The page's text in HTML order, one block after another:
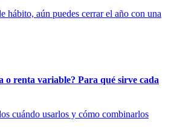
hábito, aún puedes cerrar el año con una
o renta variable? Para qué sirve cada
cuándo usarlos y cómo combinarlos